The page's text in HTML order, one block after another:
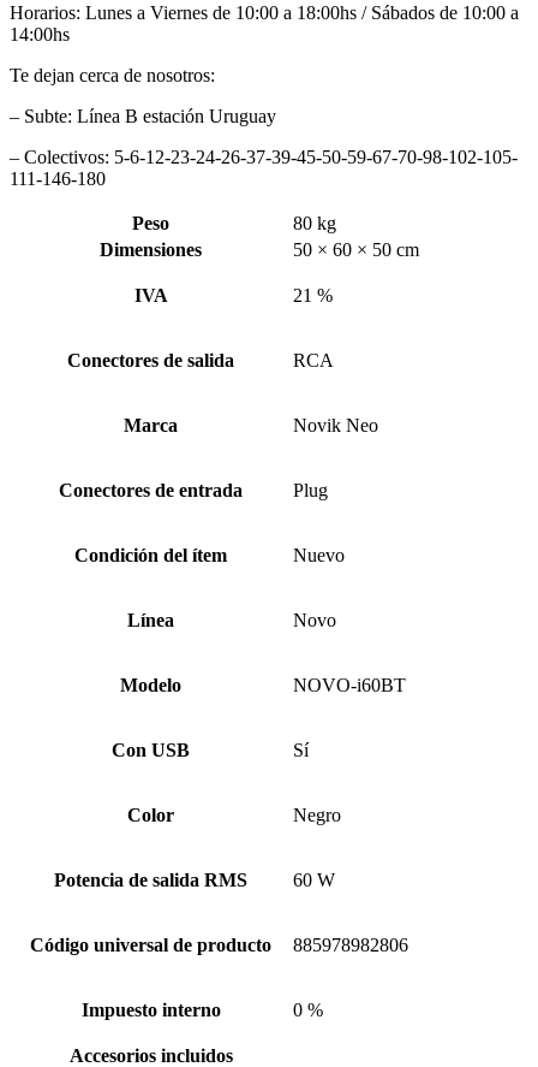
Horarios: Lunes a Viernes de 10:00 a 18:00hs / Sábados de 10:00 a
14:00hs
Te dejan cerca de nosotros:
– Subte: Línea B estación Uruguay
– Colectivos: 5-6-12-23-24-26-37-39-45-50-59-67-70-98-102-105-
111-146-180
Peso
80 kg
Dimensiones
50 × 60 × 50 cm
IVA 21 %
Conectores de salida RCA
Marca Novik Neo
Conectores de entrada Plug
Condición del ítem Nuevo
Línea Novo
Modelo NOVO-i60BT
Con USB Sí
Color Negro
Potencia de salida RMS 60 W
Código universal de producto 885978982806
Impuesto interno 0 %
Accesorios incluidos